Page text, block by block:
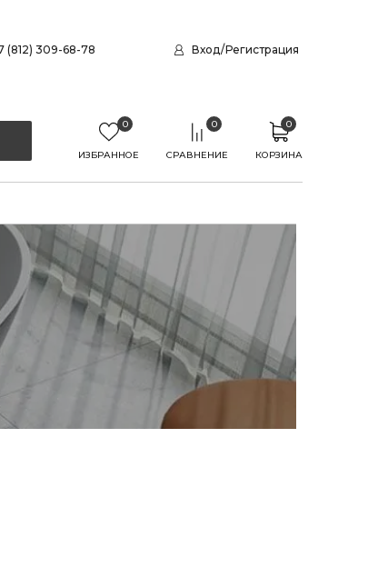
(812) 309-68-78 Вход/Регистрация
0
ИЗБРАННОЕ
0
СРАВНЕНИЕ
0
КОРЗИНА